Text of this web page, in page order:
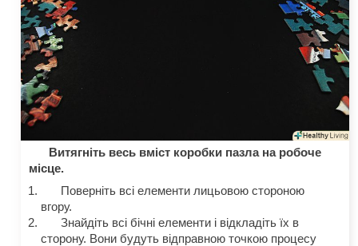
Витягніть весь вміст коробки пазла на робоче
місце.
Поверніть всі елементи лицьовою стороною
вгору.
Знайдіть всі бічні елементи і відкладіть їх в
сторону. Вони будуть відправною точкою процесу